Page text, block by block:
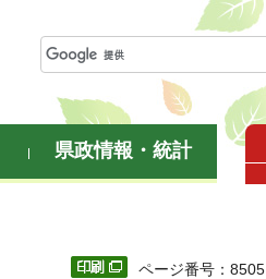
県政情報・統計
ページ番号：8505